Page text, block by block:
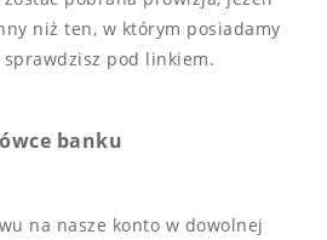
niż ten, w którym posiadamy
pod linkiem.
banku
na nasze konto w dowolnej